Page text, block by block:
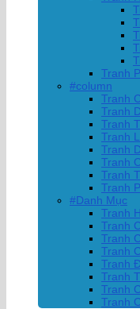
Tranh
#column
Tranh
Tranh
Tranh
Tranh
Tranh
Tranh
Tranh
Tranh
#Danh Mục
Tranh
Tranh
Tranh
Tranh
Tranh
Tranh
Tranh
Tranh